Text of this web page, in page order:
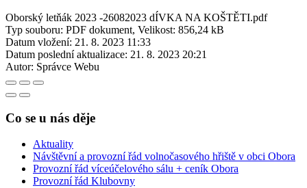
Oborský letňák 2023 -26082023 dÍVKA NA KOŠTĚTI.pdf
Typ souboru: PDF dokument, Velikost: 856,24 kB
Datum vložení: 21. 8. 2023 11:33
Datum poslední aktualizace: 21. 8. 2023 20:21
Autor: Správce Webu
Co se u nás děje
Aktuality
Návštěvní a provozní řád volnočasového hřiště v obci Obora
Provozní řád víceúčelového sálu + ceník Obora
Provozní řád Klubovny